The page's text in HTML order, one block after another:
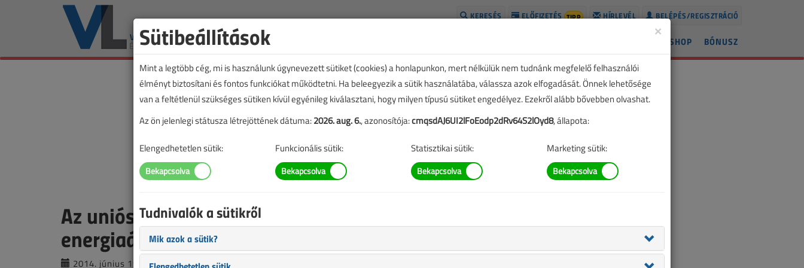
BELÉPÉS/REGISZTRÁCIÓ
HÍRLEVÉL
ELŐFIZETÉS TIPP
KERESÉS
BÓNUSZ
SHOP
Az uniós középmezőnybe kerültek a hazai
energiaárak
2014. június 19. | VL online |
3181 |
×
Sütibeállítások
Mint a legtöbb cég, mi is használunk úgynevezett sütiket (cookies) a honlapunkon, mert nélkülük nem tudnánk megfelelő felhasználói
élményt biztosítani és fontos funkciókat működtetni. Ha beleegyezik a sütik használatába, válassza azok elfogadását. Önnek lehetősége
van a feltétlenül szükséges sütiken kívül egyénileg kiválasztani, hogy milyen típusú sütiket engedélyez. Ezekről alább bővebben olvashat.
Az ön jelenlegi státusza létrejöttének dátuma:2026. aug. 6., azonosítója:cmqsdAJ6UI2lFoEodp2dRv64S2lOyd8, állapota:
Elengedhetetlen sütik: Funkcionális sütik: Statisztikai sütik: Marketing sütik:
Tudnivalók a sütikről
Mik azok a sütik?